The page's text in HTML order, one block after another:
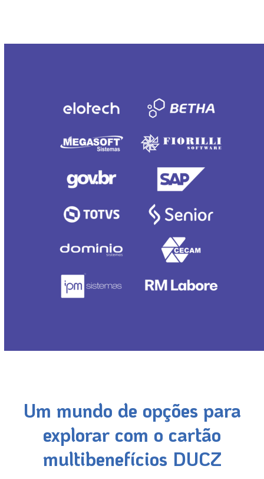
Um mundo de opções para
explorar com o cartão
multibenefícios DUCZ